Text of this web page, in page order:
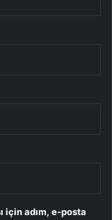
için adım, e-posta